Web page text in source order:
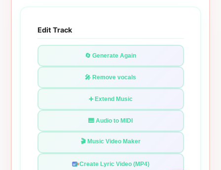
Edit Track
🔄 Generate Again
🎤 Remove vocals
➕ Extend Music
🎹 Audio to MIDI
🎬 Music Video Maker
Create Lyric Video (MP4)